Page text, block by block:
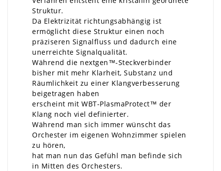
Struktur.
Da Elektrizität richtungsabhängig ist
ermöglicht diese Struktur einen noch
präziseren Signalfluss und dadurch eine
unerreichte Signalqualität.
Während die nextgen™-Steckverbinder
bisher mit mehr Klarheit, Substanz und
Räumlichkeit zu einer Klangverbesserung
beigetragen haben
erscheint mit WBT-PlasmaProtect™ der
Klang noch viel definierter.
Während man sich immer wünscht das
Orchester im eigenen Wohnzimmer spielen
zu hören,
hat man nun das Gefühl man befinde sich
in Mitten des Orchesters.